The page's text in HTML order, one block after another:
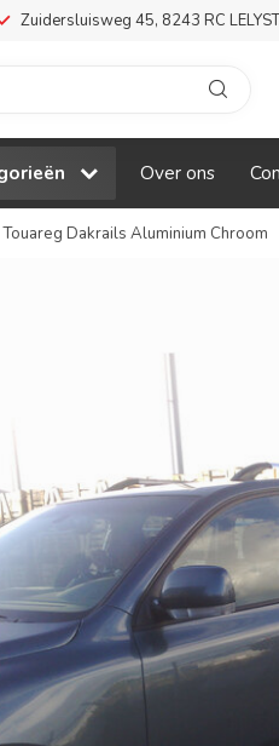
Zuidersluisweg 45, 8243 RC
Over ons
Dakrails Aluminium Chroom